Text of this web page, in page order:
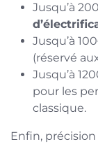
Jusqu’à
Jusqu’à
(réservé
Jusqu’à
pour les
classique.
Enfin,